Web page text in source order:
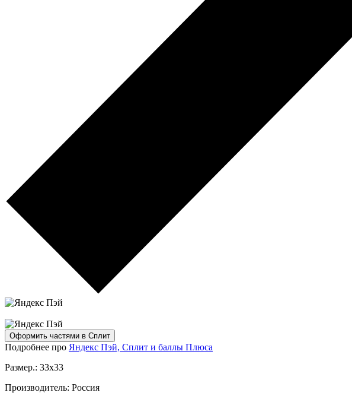
Оформить частями в Сплит
Подробнее про Яндекс Пэй, Сплит и баллы Плюса
Размер.: 33x33
Производитель: Россия